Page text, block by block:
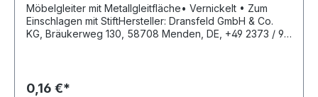
Möbelgleiter mit Metallgleitfläche• Vernickelt • Zum
Einschlagen mit StiftHersteller: Dransfeld GmbH & Co.
KG, Bräukerweg 130, 58708 Menden, DE, +49 2373 / 9
0,16 €*